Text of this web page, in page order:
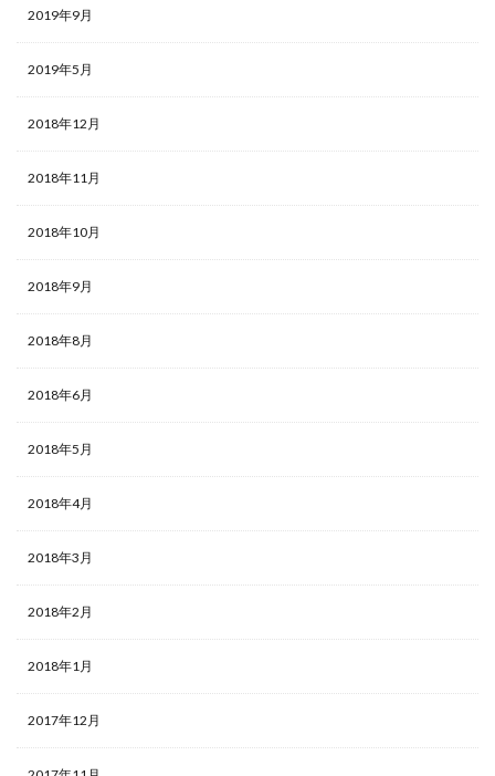
2019年9月
2019年5月
2018年12月
2018年11月
2018年10月
2018年9月
2018年8月
2018年6月
2018年5月
2018年4月
2018年3月
2018年2月
2018年1月
2017年12月